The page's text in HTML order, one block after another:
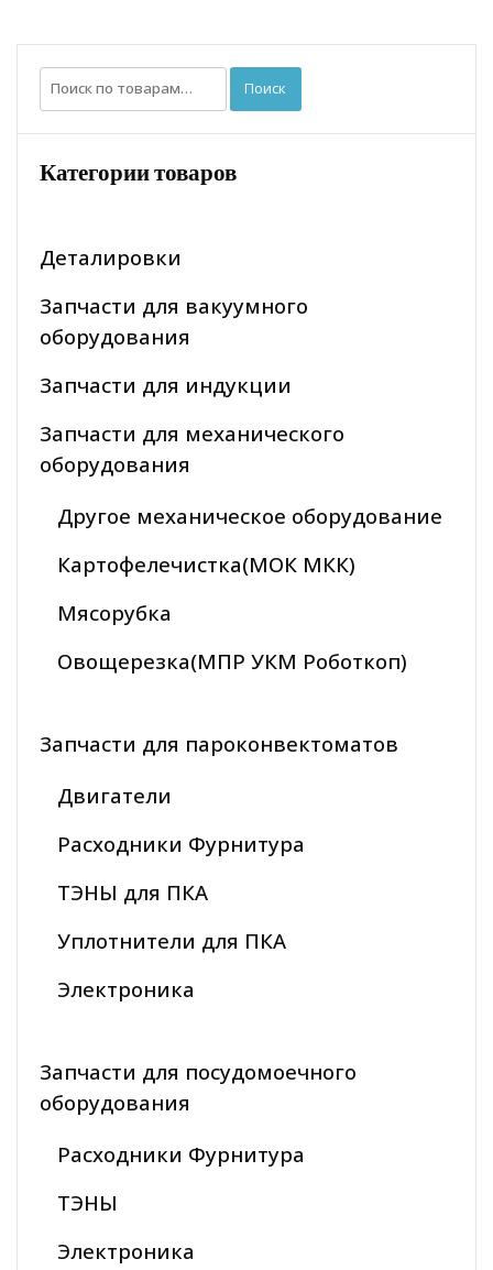
Искать: Поиск
Категории товаров
Деталировки
Запчасти для вакуумного
оборудования
Запчасти для индукции
Запчасти для механического
оборудования
Другое механическое оборудование
Картофелечистка(МОК МКК)
Мясорубка
Овощерезка(МПР УКМ Роботкоп)
Запчасти для пароконвектоматов
Двигатели
Расходники Фурнитура
ТЭНЫ для ПКА
Уплотнители для ПКА
Электроника
Запчасти для посудомоечного
оборудования
Расходники Фурнитура
ТЭНЫ
Электроника